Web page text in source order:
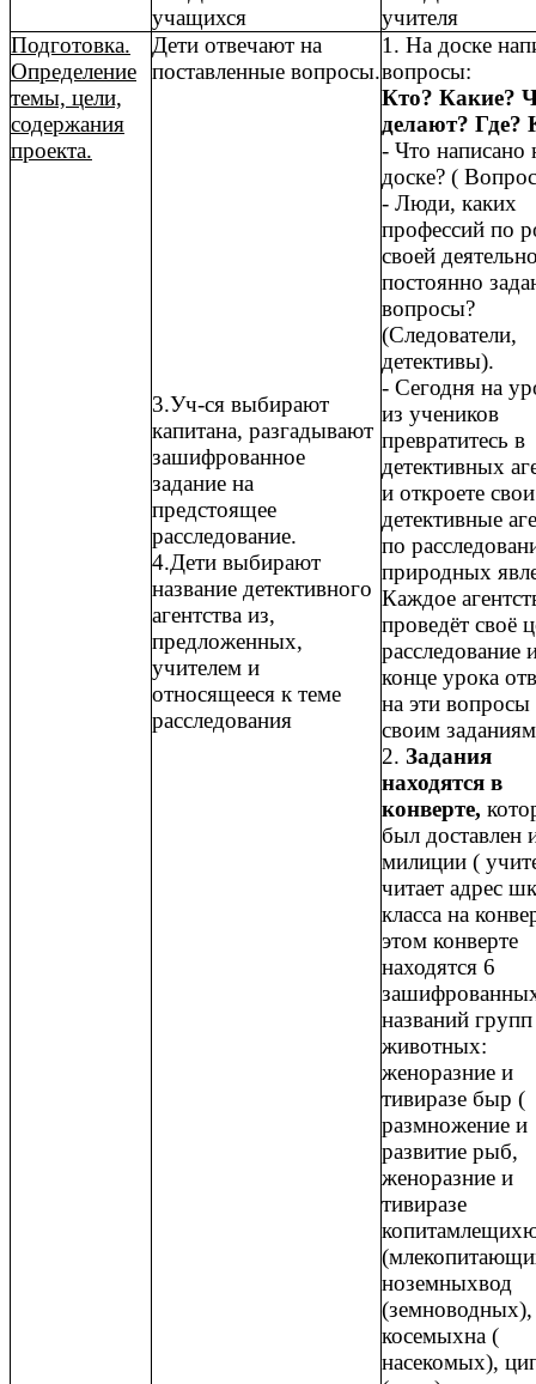
учащихся
учителя
Подготовка.
Определение
темы, цели,
содержания
проекта.
Дети отвечают на
поставленные вопросы.
3.Уч-ся выбирают
капитана, разгадывают
зашифрованное
задание на
предстоящее
расследование.
4.Дети выбирают
название детективного
агентства из,
предложенных,
учителем и
относящееся к теме
расследования
1. На доске
вопросы:
Кто? Какие?
делают? Где?
- Что написано
доске? (
- Люди, каких
профессий по
своей
постоянно
вопросы?
(Следователи,
детективы).
- Сегодня на
из учеников
превратитесь в
детективных
и откроете свои
детективные
по
природных
Каждое
проведёт своё
расследование
конце урока
на эти вопросы
своим
2. Задания
находятся в
конверте,
был доставлен
милиции (
читает адрес
класса на
этом конверте
находятся 6
названий групп
животных:
женоразние и
тивиразе быр (
размножение и
развитие рыб,
женоразние и
тивиразе
ноземныхвод
(земноводных),
косемыхна (
насекомых),